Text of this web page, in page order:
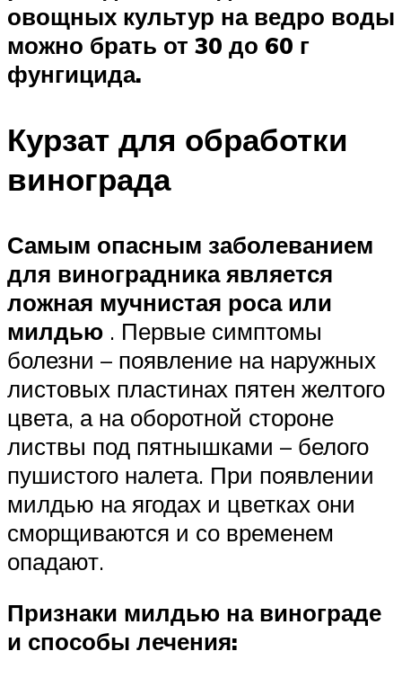
овощных культур на ведро воды
можно брать от 30 до 60 г
фунгицида.
Курзат для обработки
винограда
Самым опасным заболеванием
для виноградника является
ложная мучнистая роса или
милдью . Первые симптомы
болезни – появление на наружных
листовых пластинах пятен желтого
цвета, а на оборотной стороне
листвы под пятнышками – белого
пушистого налета. При появлении
милдью на ягодах и цветках они
сморщиваются и со временем
опадают.
Признаки милдью на винограде
и способы лечения: